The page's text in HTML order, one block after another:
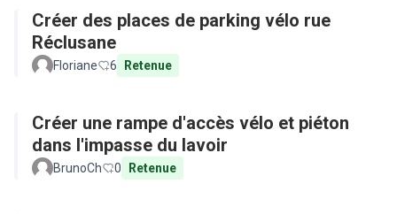
Créer des places de parking vélo rue
Réclusane
Floriane 6 Retenue
Créer une rampe d'accès vélo et piéton
dans l'impasse du lavoir
BrunoCh 0 Retenue